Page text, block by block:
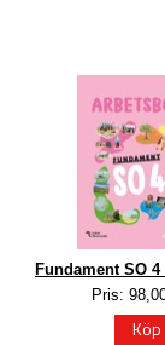
Fundament SO
Pris:
Köp